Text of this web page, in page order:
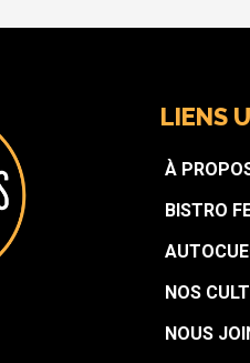
LIENS
À
BISTRO
NOS
NOUS